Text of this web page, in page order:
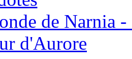
de Narnia
d'Aurore